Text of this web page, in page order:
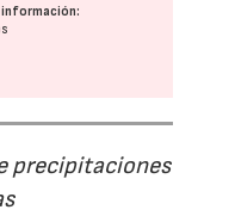
información:
precipitaciones